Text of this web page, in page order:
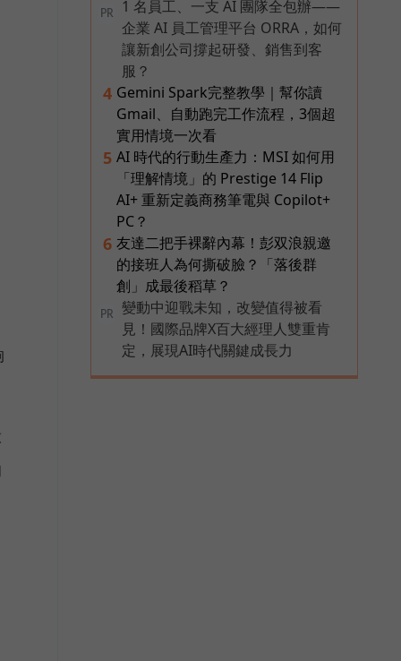
PR
1 名員工、一支 AI 團隊全包辦——
企業 AI 員工管理平台 ORRA，如何
讓新創公司撐起研發、銷售到客
服？
4 Gemini Spark完整教學｜幫你讀
Gmail、自動跑完工作流程，3個超
實用情境一次看
5 AI 時代的行動生產力：MSI 如何用
「理解情境」的 Prestige 14 Flip
AI+ 重新定義商務筆電與 Copilot+
PC？
6 友達二把手裸辭內幕！彭双浪親邀
的接班人為何撕破臉？「落後群
創」成最後稻草？
PR
變動中迎戰未知，改變值得被看
見！國際品牌X百大經理人雙重肯
定，展現AI時代關鍵成長力